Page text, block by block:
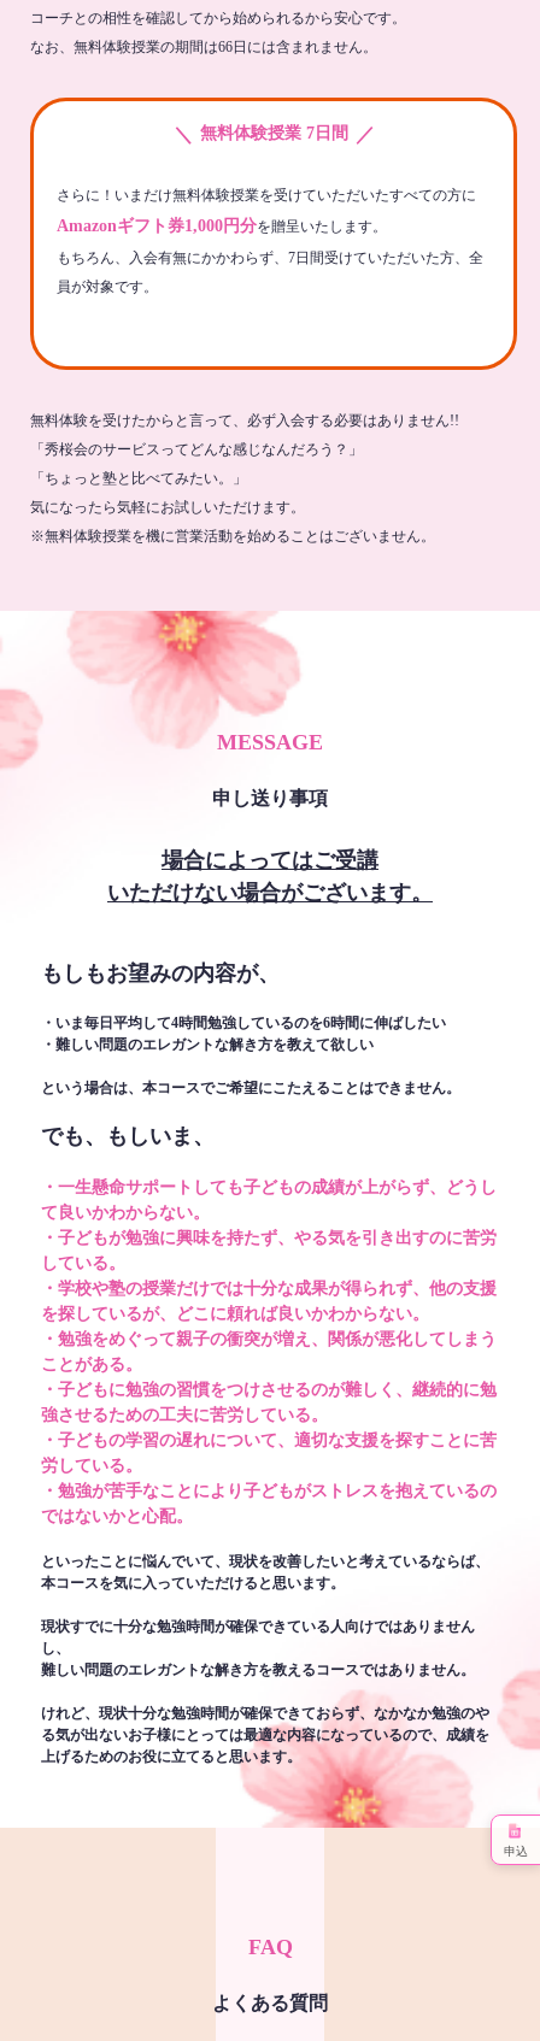
コーチとの相性を確認してから始められるから安心です。
なお、無料体験授業の期間は66日には含まれません。
＼ 無料体験授業 7日間 ／
さらに！いまだけ無料体験授業を受けていただいたすべての方に
Amazonギフト券1,000円分を贈呈いたします。
もちろん、入会有無にかかわらず、7日間受けていただいた方、全
員が対象です。
無料体験を受けたからと言って、必ず入会する必要はありません!!
「秀桜会のサービスってどんな感じなんだろう？」
「ちょっと塾と比べてみたい。」
気になったら気軽にお試しいただけます。
※無料体験授業を機に営業活動を始めることはございません。
MESSAGE
申し送り事項
場合によってはご受講
いただけない場合がございます。
もしもお望みの内容が、
・いま毎日平均して4時間勉強しているのを6時間に伸ばしたい
・難しい問題のエレガントな解き方を教えて欲しい
という場合は、本コースでご希望にこたえることはできません。
でも、もしいま、
・一生懸命サポートしても子どもの成績が上がらず、どうし
て良いかわからない。
・子どもが勉強に興味を持たず、やる気を引き出すのに苦労
している。
・学校や塾の授業だけでは十分な成果が得られず、他の支援
を探しているが、どこに頼れば良いかわからない。
・勉強をめぐって親子の衝突が増え、関係が悪化してしまう
ことがある。
・子どもに勉強の習慣をつけさせるのが難しく、継続的に勉
強させるための工夫に苦労している。
・子どもの学習の遅れについて、適切な支援を探すことに苦
労している。
・勉強が苦手なことにより子どもがストレスを抱えているの
ではないかと心配。
といったことに悩んでいて、現状を改善したいと考えているならば、
本コースを気に入っていただけると思います。
現状すでに十分な勉強時間が確保できている人向けではありません
し、
難しい問題のエレガントな解き方を教えるコースではありません。
けれど、現状十分な勉強時間が確保できておらず、なかなか勉強のや
る気が出ないお子様にとっては最適な内容になっているので、成績を
上げるためのお役に立てると思います。
FAQ
よくある質問
申込